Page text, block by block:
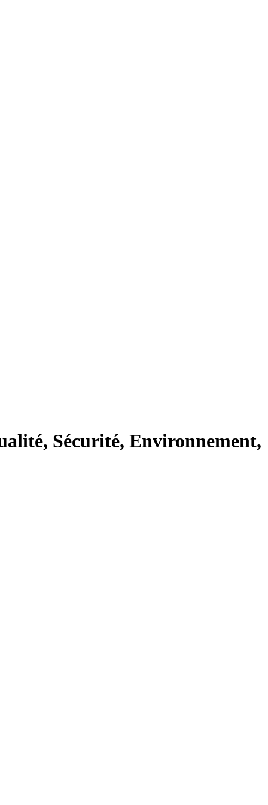
Sécurité, Environnement,